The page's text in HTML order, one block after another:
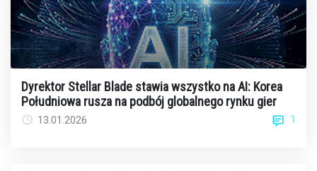
Dyrektor Stellar Blade stawia wszystko na AI: Korea
Południowa rusza na podbój globalnego rynku gier
13.01.2026 1